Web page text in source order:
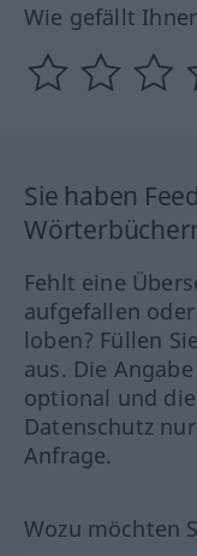
Wie gefällt
Sie haben
Fehlt eine
aufgefallen
loben? Füllen
aus. Die
optional und
Datenschutz
Anfrage.
Wozu möchten